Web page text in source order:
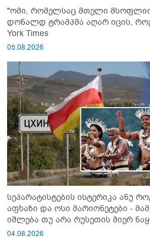
"ომი, რომელსაც მთელი
დონალდ ტრამპმა აღარ იცის, როგორ
York Times
05.08.2026
სეპარატისტების ისტერიკა ანუ
აფხაზი და ოსი მარიონეტები -
იშლება თუ არა რუსეთის მიერ
სისტემა?!
04.08.2026